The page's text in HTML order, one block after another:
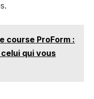
course ProForm :
qui vous